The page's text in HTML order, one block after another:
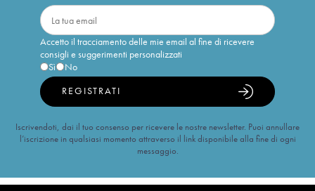
Accetto il tracciamento delle mie email al fine di ricevere
consigli e suggerimenti personalizzati
Sì
No
REGISTRATI
Iscrivendoti, dai il tuo consenso per ricevere le nostre newsletter. Puoi annullare
l’iscrizione in qualsiasi momento attraverso il link disponibile alla fine di ogni
messaggio.